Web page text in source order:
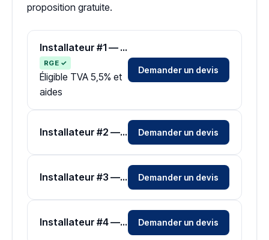
proposition gratuite.
Installateur #1 — Zone Vendée
RGE ✓
Éligible TVA 5,5% et
aides
Demander un devis
Installateur #2 — Zone Vendée Demander un devis
Installateur #3 — Zone Vendée Demander un devis
Installateur #4 — Zone Vendée Demander un devis